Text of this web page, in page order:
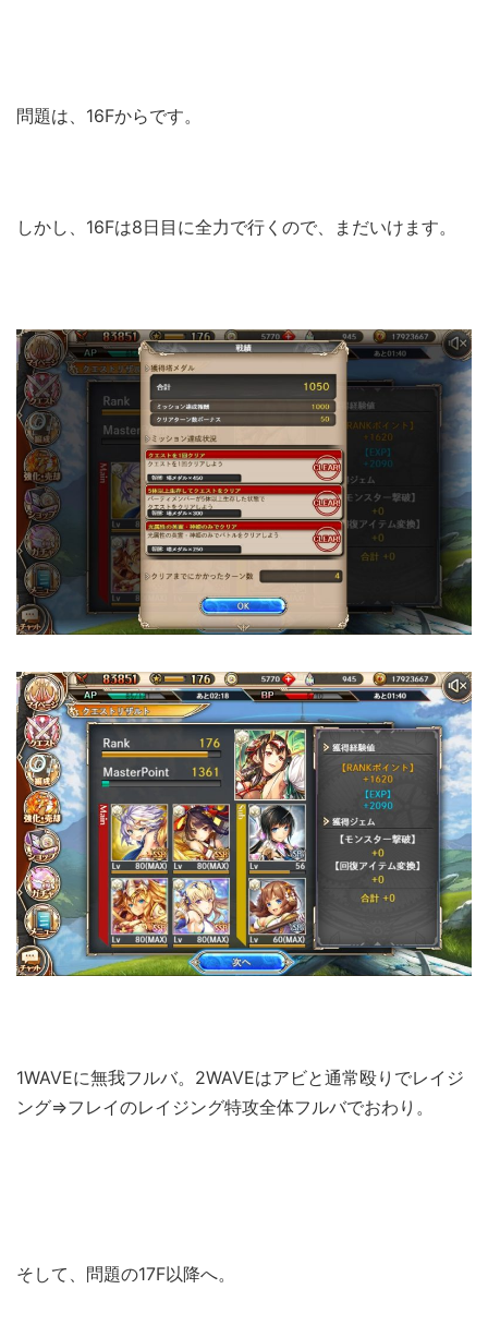
問題は、16Fからです。
しかし、16Fは8日目に全力で行くので、まだいけます。
1WAVEに無我フルバ。2WAVEはアビと通常殴りでレイジ
ング⇒フレイのレイジング特攻全体フルバでおわり。
そして、問題の17F以降へ。